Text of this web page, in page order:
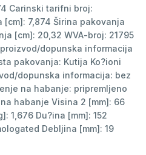
Carinski tarifni broj:
7,874 Širina pakovanja
[cm]: 20,32 WVA-broj: 21795
dopunska informacija
pakovanja: Kutija Ko?ioni
dopunska informacija: bez
na habanje: pripremljeno
habanje Visina 2 [mm]: 66
1,676 Du?ina [mm]: 152
Debljina [mm]: 19